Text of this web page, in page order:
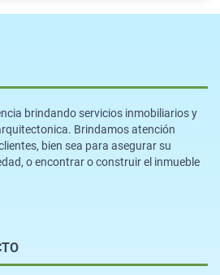
brindando servicios inmobiliarios y
Brindamos atención
bien sea para asegurar su
o encontrar o construir el inmueble